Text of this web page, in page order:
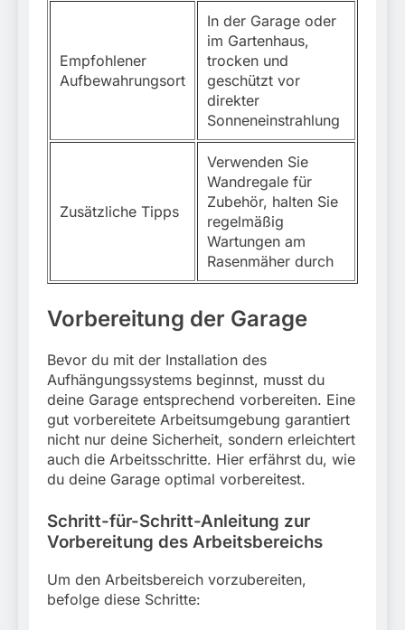
Empfohlener
Aufbewahrungsort
In der Garage oder
im Gartenhaus,
trocken und
geschützt vor
direkter
Sonneneinstrahlung
Zusätzliche Tipps
Verwenden Sie
Wandregale für
Zubehör, halten Sie
regelmäßig
Wartungen am
Rasenmäher durch
Vorbereitung der Garage
Bevor du mit der Installation des
Aufhängungssystems beginnst, musst du
deine Garage entsprechend vorbereiten. Eine
gut vorbereitete Arbeitsumgebung garantiert
nicht nur deine Sicherheit, sondern erleichtert
auch die Arbeitsschritte. Hier erfährst du, wie
du deine Garage optimal vorbereitest.
Schritt-für-Schritt-Anleitung zur
Vorbereitung des Arbeitsbereichs
Um den Arbeitsbereich vorzubereiten,
befolge diese Schritte: